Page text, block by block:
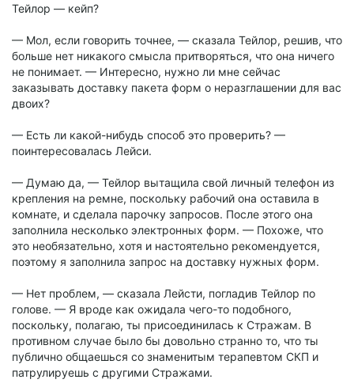
Тейлор — кейп?
— Мол, если говорить точнее, — сказала Тейлор, решив, что
больше нет никакого смысла притворяться, что она ничего
не понимает. — Интересно, нужно ли мне сейчас
заказывать доставку пакета форм о неразглашении для вас
двоих?
— Есть ли какой-нибудь способ это проверить? —
поинтересовалась Лейси.
— Думаю да, — Тейлор вытащила свой личный телефон из
крепления на ремне, поскольку рабочий она оставила в
комнате, и сделала парочку запросов. После этого она
заполнила несколько электронных форм. — Похоже, что
это необязательно, хотя и настоятельно рекомендуется,
поэтому я заполнила запрос на доставку нужных форм.
— Нет проблем, — сказала Лейсти, погладив Тейлор по
голове. — Я вроде как ожидала чего-то подобного,
поскольку, полагаю, ты присоединилась к Стражам. В
противном случае было бы довольно странно то, что ты
публично общаешься со знаменитым терапевтом СКП и
патрулируешь с другими Стражами.